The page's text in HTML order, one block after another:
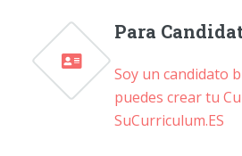
Para
Soy un candidato
puedes crear tu
SuCurriculum.ES